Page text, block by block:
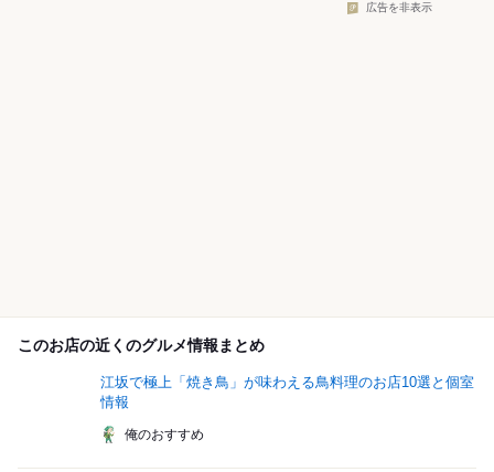
広告を非表示
このお店の近くのグルメ情報まとめ
江坂で極上「焼き鳥」が味わえる鳥料理のお店10選と個室
情報
俺のおすすめ